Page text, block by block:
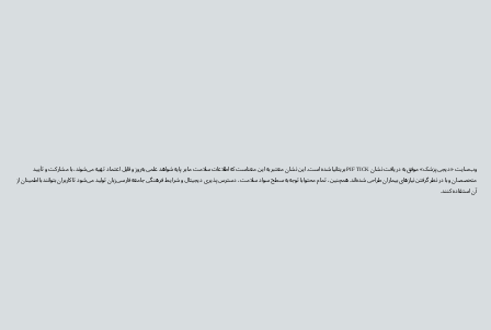
وب‌سایت «دیجی‌پزشک» موفق به دریافت نشان PIF TICK بریتانیا شده است. این نشان معتبر به این معناست که اطلاعات سلامت ما بر پایه شواهد علمی به‌روز و قابل اعتماد تهیه می‌شوند، با مشارکت و تأیید
متخصصان و با در نظر گرفتن نیازهای بیماران طراحی شده‌اند. همچنین، تمام محتوا با توجه به سطح سواد سلامت، دسترس‌پذیری دیجیتال و شرایط فرهنگی جامعه فارسی‌زبان تولید می‌شود تا کاربران بتوانند با اطمینان از
آن استفاده کنند.